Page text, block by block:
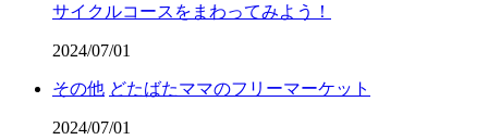
サイクルコースをまわってみよう！
2024/07/01
その他 どたばたママのフリーマーケット
2024/07/01